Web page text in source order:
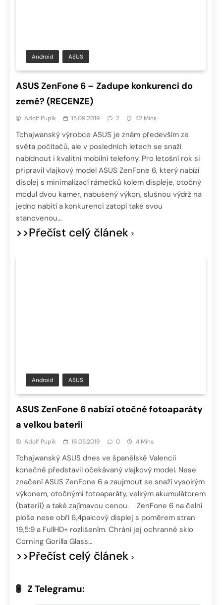
Android ASUS
ASUS ZenFone 6 – Zadupe konkurenci do
země? (RECENZE)
Adolf Pupík 15.09.2019 2 42 Mins
Tchajwanský výrobce ASUS je znám především ze
světa počítačů, ale v posledních letech se snaží
nabídnout i kvalitní mobilní telefony. Pro letošní rok si
připravil vlajkový model ASUS ZenFone 6, který nabízí
displej s minimalizací rámečků kolem displeje, otočný
modul dvou kamer, nabušený výkon, slušnou výdrž na
jedno nabití a konkurenci zatopí také svou
stanovenou…
>>Přečíst celý článek
Android ASUS
ASUS ZenFone 6 nabízí otočné fotoaparáty
a velkou baterii
Adolf Pupík 16.05.2019 0 4 Mins
Tchajwanský ASUS dnes ve španělské Valencii
konečně představil očekávaný vlajkový model. Nese
značení ASUS ZenFone 6 a zaujmout se snaží vysokým
výkonem, otočnými fotoaparáty, velkým akumulátorem
(baterií) a také zajímavou cenou. ZenFone 6 na čelní
ploše nese obří 6,4palcový displej s poměrem stran
19,5:9 a FullHD+ rozlišením. Chrání jej ochranné sklo
Corning Gorilla Glass…
>>Přečíst celý článek
Z Telegramu: